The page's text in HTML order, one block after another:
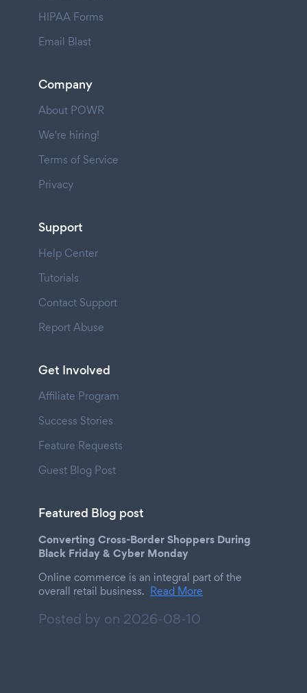
HIPAA Forms
Email Blast
Company
About POWR
We're hiring!
Terms of Service
Privacy
Support
Help Center
Tutorials
Contact Support
Report Abuse
Get Involved
Affiliate Program
Success Stories
Feature Requests
Guest Blog Post
Featured Blog post
Converting Cross-Border Shoppers During
Black Friday & Cyber Monday
Online commerce is an integral part of the
overall retail business. Read More
Posted by on 2026-08-10